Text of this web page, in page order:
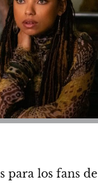
para los fans de